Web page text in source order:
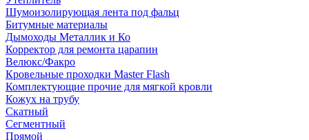
Шумоизолирующая лента под фальц
Битумные материалы
Дымоходы Металлик и Ко
Корректор для ремонта царапин
Велюкс/Факро
Кровельные проходки Master Flash
Комплектующие прочие для мягкой кровли
Кожух на трубу
Скатный
Сегментный
Прямой